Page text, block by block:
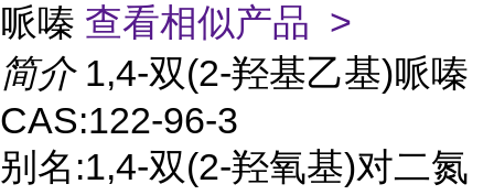
哌嗪 查看相似产品 >
简介 1,4-双(2-羟基乙基)哌嗪
CAS:122-96-3
别名:1,4-双(2-羟氧基)对二氮